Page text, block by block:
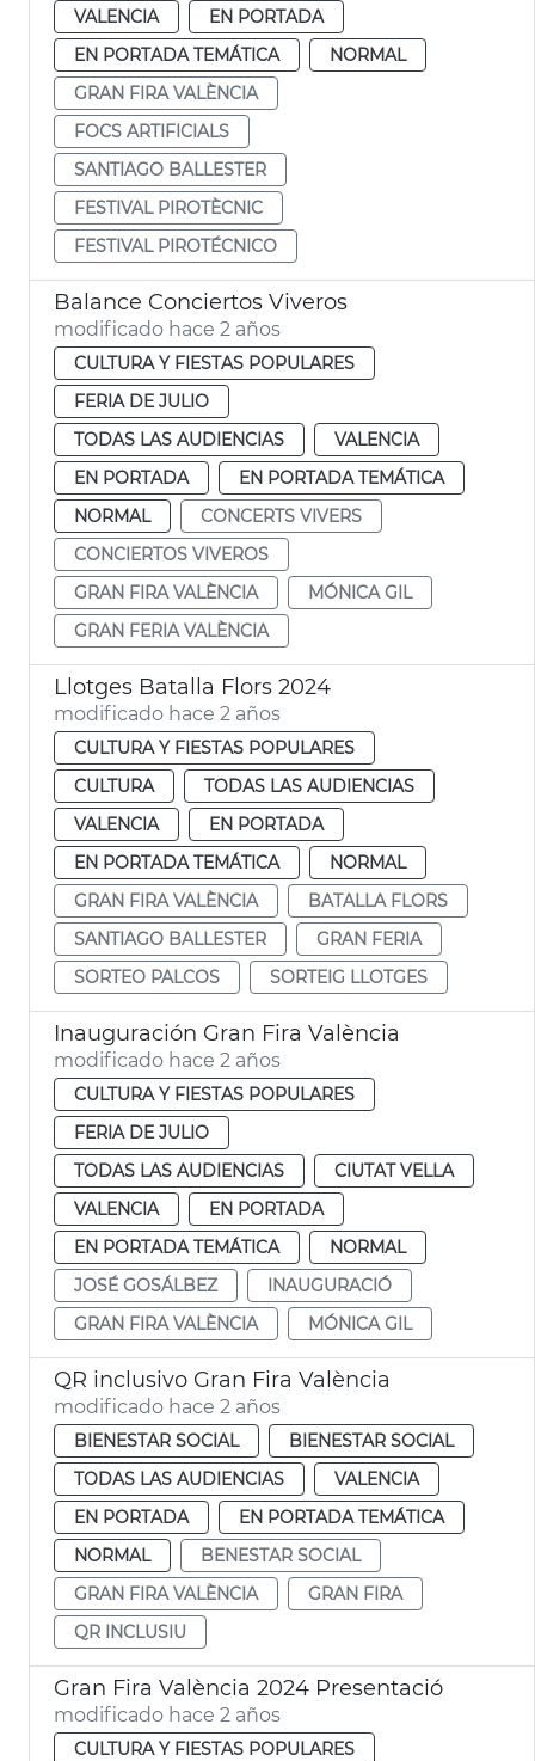
VALENCIA
EN PORTADA
EN PORTADA TEMÁTICA
NORMAL
GRAN FIRA VALÈNCIA
FOCS ARTIFICIALS
SANTIAGO BALLESTER
FESTIVAL PIROTÈCNIC
FESTIVAL PIROTÉCNICO
Balance Conciertos Viveros
modificado hace 2 años
CULTURA Y FIESTAS POPULARES
FERIA DE JULIO
TODAS LAS AUDIENCIAS
VALENCIA
EN PORTADA
EN PORTADA TEMÁTICA
NORMAL
CONCERTS VIVERS
CONCIERTOS VIVEROS
GRAN FIRA VALÈNCIA
MÓNICA GIL
GRAN FERIA VALÈNCIA
Llotges Batalla Flors 2024
modificado hace 2 años
CULTURA Y FIESTAS POPULARES
CULTURA
TODAS LAS AUDIENCIAS
VALENCIA
EN PORTADA
EN PORTADA TEMÁTICA
NORMAL
GRAN FIRA VALÈNCIA
BATALLA FLORS
SANTIAGO BALLESTER
GRAN FERIA
SORTEO PALCOS
SORTEIG LLOTGES
Inauguración Gran Fira València
modificado hace 2 años
CULTURA Y FIESTAS POPULARES
FERIA DE JULIO
TODAS LAS AUDIENCIAS
CIUTAT VELLA
VALENCIA
EN PORTADA
EN PORTADA TEMÁTICA
NORMAL
JOSÉ GOSÁLBEZ
INAUGURACIÓ
GRAN FIRA VALÈNCIA
MÓNICA GIL
QR inclusivo Gran Fira València
modificado hace 2 años
BIENESTAR SOCIAL
BIENESTAR SOCIAL
TODAS LAS AUDIENCIAS
VALENCIA
EN PORTADA
EN PORTADA TEMÁTICA
NORMAL
BENESTAR SOCIAL
GRAN FIRA VALÈNCIA
GRAN FIRA
QR INCLUSIU
Gran Fira València 2024 Presentació
modificado hace 2 años
CULTURA Y FIESTAS POPULARES